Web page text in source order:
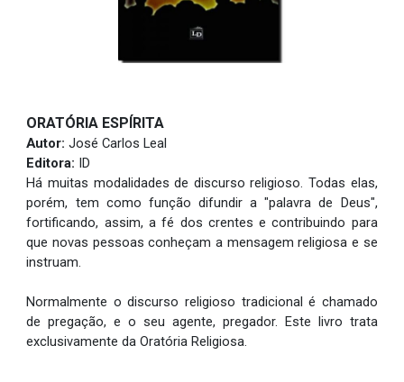
ORATÓRIA ESPÍRITA
Autor:José Carlos Leal
Editora: ID
Há muitas modalidades de discurso religioso. Todas elas,
porém, tem como função difundir a "palavra de Deus",
fortificando, assim, a fé dos crentes e contribuindo para
que novas pessoas conheçam a mensagem religiosa e se
instruam.
Normalmente o discurso religioso tradicional é chamado
de pregação, e o seu agente, pregador. Este livro trata
exclusivamente da Oratória Religiosa.